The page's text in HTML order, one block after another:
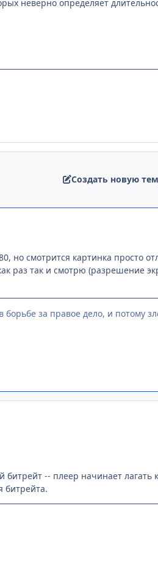
неверно определяет
Создать новую
но смотрится картинка просто
раз так и смотрю (разрешение
за правое дело, и потому
-- плеер начинает лагать
битрейта.